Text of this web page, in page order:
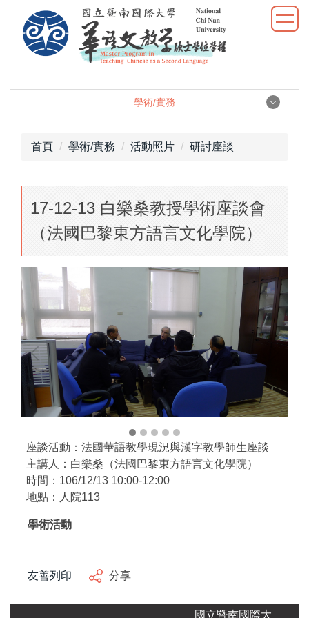
容
學術/實務
學術研究
教學實習
優秀表現
活動照片
自編教材
首頁 學術/實務 活動照片 研討座談
17-12-13 白樂桑教授學術座談會
（法國巴黎東方語言文化學院）
座談活動：法國華語教學現況與漢字教學師生座談
主講人：白樂桑（法國巴黎東方語言文化學院）
時間：106/12/13 10:00-12:00
地點：人院113
學術活動
友善列印 分享
國立暨南國際大